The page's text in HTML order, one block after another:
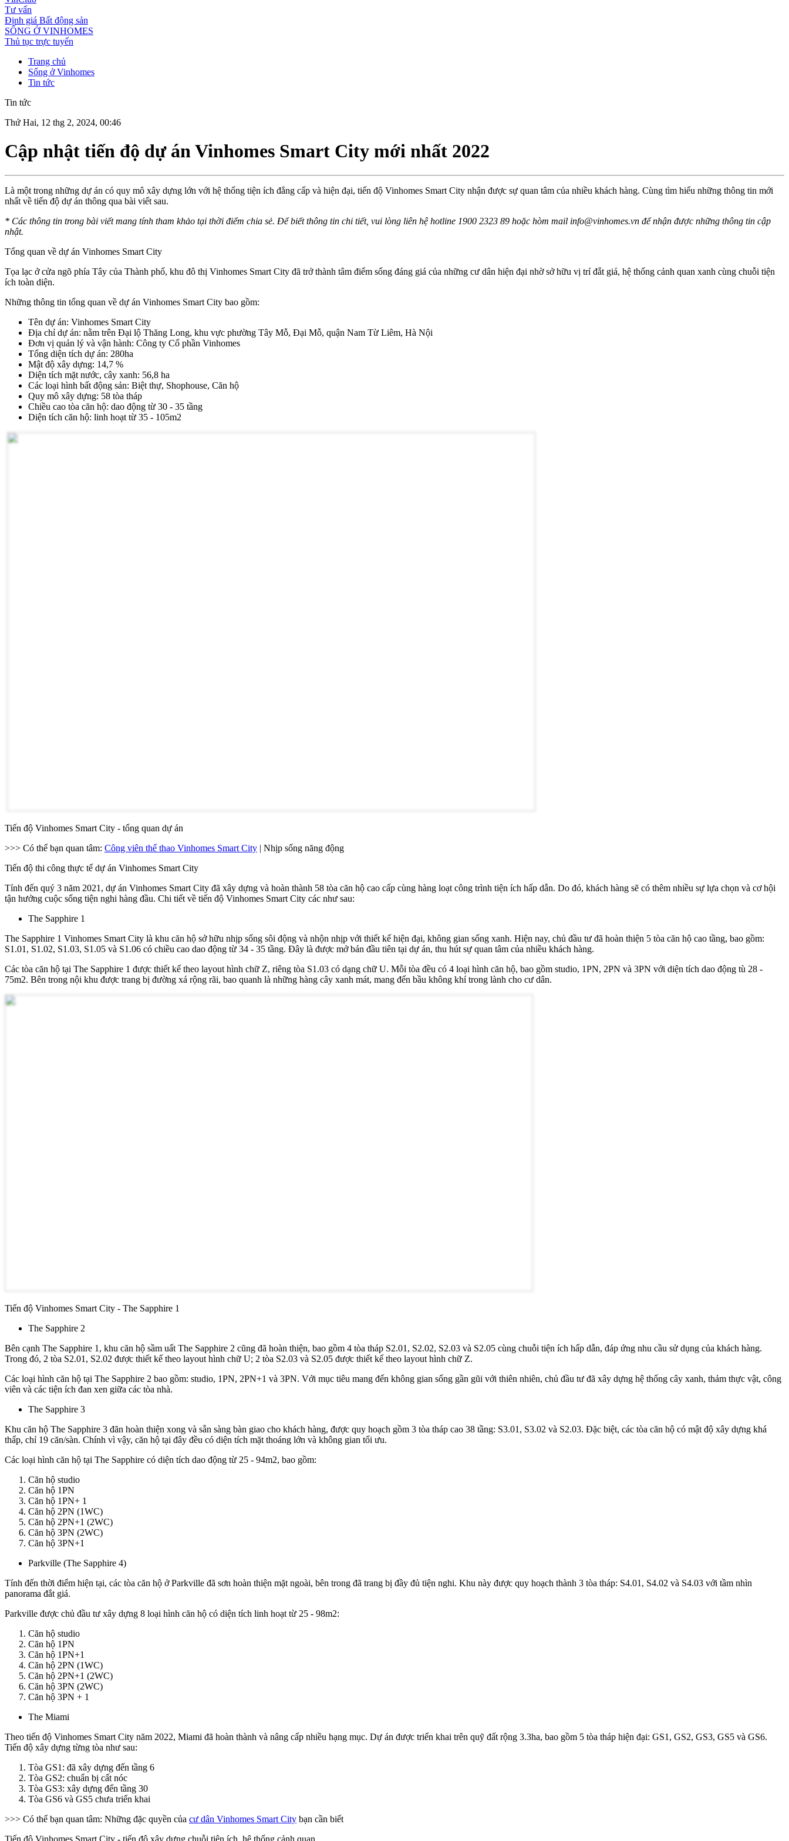
Tư vấn
Định giá Bất động sản
SỐNG Ở VINHOMES
Thủ tục trực tuyến
Trang chủ
Sống ở Vinhomes
Tin tức
Tin tức
Thứ Hai, 12 thg 2, 2024, 00:46
Cập nhật tiến độ dự án Vinhomes Smart City mới nhất 2022
Là một trong những dự án có quy mô xây dựng lớn với hệ thống tiện ích đẳng cấp và hiện đại, tiến độ Vinhomes Smart City nhận được sự quan tâm của nhiều khách hàng. Cùng tìm hiểu những thông tin mới
nhất về tiến độ dự án thông qua bài viết sau.
* Các thông tin trong bài viết mang tính tham khảo tại thời điểm chia sẻ. Để biết thông tin chi tiết, vui lòng liên hệ hotline 1900 2323 89 hoặc hòm mail info@vinhomes.vn để nhận được những thông tin cập
nhật.
Tổng quan về dự án Vinhomes Smart City
Tọa lạc ở cửa ngõ phía Tây của Thành phố, khu đô thị Vinhomes Smart City đã trở thành tâm điểm sống đáng giá của những cư dân hiện đại nhờ sở hữu vị trí đắt giá, hệ thống cảnh quan xanh cùng chuỗi tiện
ích toàn diện.
Những thông tin tổng quan về dự án Vinhomes Smart City bao gồm:
Tên dự án: Vinhomes Smart City
Địa chỉ dự án: nằm trên Đại lộ Thăng Long, khu vực phường Tây Mỗ, Đại Mỗ, quận Nam Từ Liêm, Hà Nội
Đơn vị quản lý và vận hành: Công ty Cổ phần Vinhomes
Tổng diện tích dự án: 280ha
Mật độ xây dựng: 14,7 %
Diện tích mặt nước, cây xanh: 56,8 ha
Các loại hình bất động sản: Biệt thự, Shophouse, Căn hộ
Quy mô xây dựng: 58 tòa tháp
Chiều cao tòa căn hộ: dao động từ 30 - 35 tầng
Diện tích căn hộ: linh hoạt từ 35 - 105m2
Tiến độ Vinhomes Smart City - tổng quan dự án
>>> Có thể bạn quan tâm: Công viên thể thao Vinhomes Smart City | Nhịp sống năng động
Tiến độ thi công thực tế dự án Vinhomes Smart City
Tính đến quý 3 năm 2021, dự án Vinhomes Smart City đã xây dựng và hoàn thành 58 tòa căn hộ cao cấp cùng hàng loạt công trình tiện ích hấp dẫn. Do đó, khách hàng sẽ có thêm nhiều sự lựa chọn và cơ hội
tận hưởng cuộc sống tiện nghi hàng đầu. Chi tiết về tiến độ Vinhomes Smart City các như sau:
The Sapphire 1
The Sapphire 1 Vinhomes Smart City là khu căn hộ sở hữu nhịp sống sôi động và nhộn nhịp với thiết kế hiện đại, không gian sống xanh. Hiện nay, chủ đầu tư đã hoàn thiện 5 tòa căn hộ cao tầng, bao gồm:
S1.01, S1.02, S1.03, S1.05 và S1.06 có chiều cao dao động từ 34 - 35 tầng. Đây là được mở bán đầu tiên tại dự án, thu hút sự quan tâm của nhiều khách hàng.
Các tòa căn hộ tại The Sapphire 1 được thiết kế theo layout hình chữ Z, riêng tòa S1.03 có dạng chữ U. Mỗi tòa đều có 4 loại hình căn hộ, bao gồm studio, 1PN, 2PN và 3PN với diện tích dao động tù 28 -
75m2. Bên trong nội khu được trang bị đường xá rộng rãi, bao quanh là những hàng cây xanh mát, mang đến bầu không khí trong lành cho cư dân.
Tiến độ Vinhomes Smart City - The Sapphire 1
The Sapphire 2
Bên cạnh The Sapphire 1, khu căn hộ sầm uất The Sapphire 2 cũng đã hoàn thiện, bao gồm 4 tòa tháp S2.01, S2.02, S2.03 và S2.05 cùng chuỗi tiện ích hấp dẫn, đáp ứng nhu cầu sử dụng của khách hàng.
Trong đó, 2 tòa S2.01, S2.02 được thiết kế theo layout hình chữ U; 2 tòa S2.03 và S2.05 được thiết kế theo layout hình chữ Z.
Các loại hình căn hộ tại The Sapphire 2 bao gồm: studio, 1PN, 2PN+1 và 3PN. Với mục tiêu mang đến không gian sống gần gũi với thiên nhiên, chủ đầu tư đã xây dựng hệ thống cây xanh, thảm thực vật, công
viên và các tiện ích đan xen giữa các tòa nhà.
The Sapphire 3
Khu căn hộ The Sapphire 3 đãn hoàn thiện xong và sẵn sàng bàn giao cho khách hàng, được quy hoạch gồm 3 tòa tháp cao 38 tầng: S3.01, S3.02 và S2.03. Đặc biệt, các tòa căn hộ có mật độ xây dựng khá
thấp, chỉ 19 căn/sàn. Chính vì vậy, căn hộ tại đây đều có diện tích mặt thoáng lớn và không gian tối ưu.
Các loại hình căn hộ tại The Sapphire có diện tích dao động từ 25 - 94m2, bao gồm:
Căn hộ studio
Căn hộ 1PN
Căn hộ 1PN+ 1
Căn hộ 2PN (1WC)
Căn hộ 2PN+1 (2WC)
Căn hộ 3PN (2WC)
Căn hộ 3PN+1
Parkville (The Sapphire 4)
Tính đến thời điểm hiện tại, các tòa căn hộ ở Parkville đã sơn hoàn thiện mặt ngoài, bên trong đã trang bị đầy đủ tiện nghi. Khu này được quy hoạch thành 3 tòa tháp: S4.01, S4.02 và S4.03 với tầm nhìn
panorama đắt giá.
Parkville được chủ đầu tư xây dựng 8 loại hình căn hộ có diện tích linh hoạt từ 25 - 98m2:
Căn hộ studio
Căn hộ 1PN
Căn hộ 1PN+1
Căn hộ 2PN (1WC)
Căn hộ 2PN+1 (2WC)
Căn hộ 3PN (2WC)
Căn hộ 3PN + 1
The Miami
Theo tiến độ Vinhomes Smart City năm 2022, Miami đã hoàn thành và nâng cấp nhiều hạng mục. Dự án được triển khai trên quỹ đất rộng 3.3ha, bao gồm 5 tòa tháp hiện đại: GS1, GS2, GS3, GS5 và GS6.
Tiến độ xây dựng từng tòa như sau:
Tòa GS1: đã xây dựng đến tầng 6
Tòa GS2: chuẩn bị cất nóc
Tòa GS3: xây dựng đến tầng 30
Tòa GS6 và GS5 chưa triển khai
>>> Có thể bạn quan tâm: Những đặc quyền của cư dân Vinhomes Smart City bạn cần biết
Tiến độ Vinhomes Smart City - tiến độ xây dựng chuỗi tiện ích, hệ thống cảnh quan